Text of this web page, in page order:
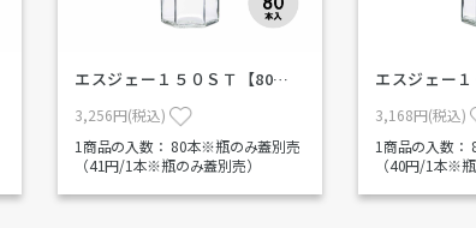
エスジェー１５０ＳＴ【80…
3,256円(税込)
1商品の入数： 80本※瓶のみ蓋別売
（41円/1本※瓶のみ蓋別売）
エスジェー
3,168円(税込)
1商品の入数：
（40円/1本※